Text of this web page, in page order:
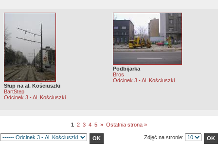
Słup na al. Kościuszki
BartStep
Odcinek 3 - Al. Kościuszki
Podbijarka
Bros
Odcinek 3 - Al. Kościuszki
1 2 3 4 5 » Ostatnia strona »
Zdjęć na stronie: